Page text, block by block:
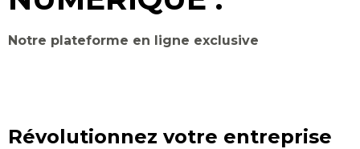
Notre plateforme en ligne exclusive
Révolutionnez votre entreprise